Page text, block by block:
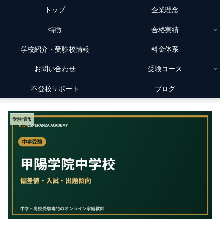
トップ 企業理念
特徴 合格実績
学校紹介・受験校情報 料金体系
お問い合わせ 受験コース
不登校サポート ブログ
受験情報